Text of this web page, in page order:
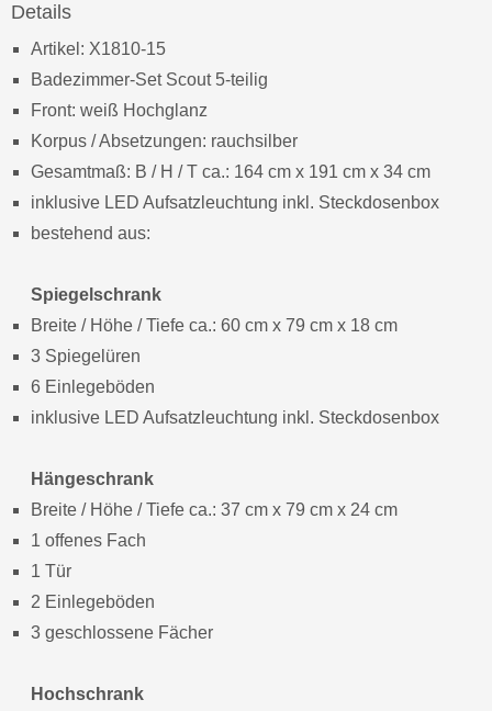
Details
Artikel: X1810-15
Badezimmer-Set Scout 5-teilig
Front: weiß Hochglanz
Korpus / Absetzungen: rauchsilber
Gesamtmaß: B / H / T ca.: 164 cm x 191 cm x 34 cm
inklusive LED Aufsatzleuchtung inkl. Steckdosenbox
bestehend aus:
Spiegelschrank
Breite / Höhe / Tiefe ca.: 60 cm x 79 cm x 18 cm
3 Spiegelüren
6 Einlegeböden
inklusive LED Aufsatzleuchtung inkl. Steckdosenbox
Hängeschrank
Breite / Höhe / Tiefe ca.: 37 cm x 79 cm x 24 cm
1 offenes Fach
1 Tür
2 Einlegeböden
3 geschlossene Fächer
Hochschrank